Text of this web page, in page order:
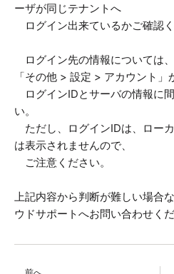
ーザが同じテナントへ
ログイン出来ているかご確認く
ログイン先の情報については
「その他 > 設定 > アカウント」
ログインIDとサーバの情報に
い。
ただし、ログインIDは、ロー
は表示されませんので、
ご注意ください。
上記内容から判断が難しい場合
ウドサポートへお問い合わせくだ